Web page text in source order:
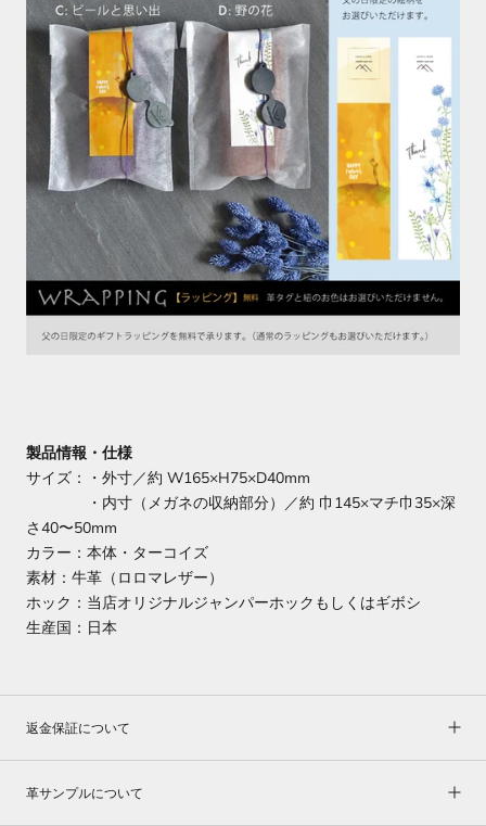
製品情報・仕様
サイズ：
・外寸／約 W165×H75×D40mm
・内寸（メガネの収納部分）／約 巾145×マチ巾35×深
さ40〜50mm
カラー：本体・ターコイズ
素材：牛革（ロロマレザー）
ホック： 当店オリジナルジャンパーホックもしくはギボシ
生産国：日本
返金保証について
革サンプルについて